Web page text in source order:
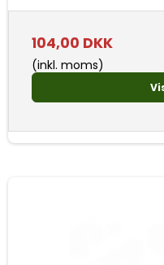
104,00 DKK
(inkl. moms)